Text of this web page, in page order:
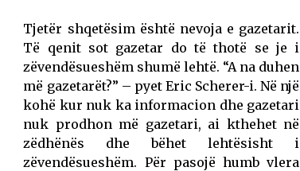
Tjetër shqetësim është nevoja e gazetarit.
Të qenit sot gazetar do të thotë se je i
zëvendësueshëm shumë lehtë. “A na duhen
më gazetarët?” – pyet Eric Scherer-i. Në një
kohë kur nuk ka informacion dhe gazetari
nuk prodhon më gazetari, ai kthehet në
zëdhënës dhe bëhet lehtësisht i
zëvendësueshëm. Për pasojë humb vlera